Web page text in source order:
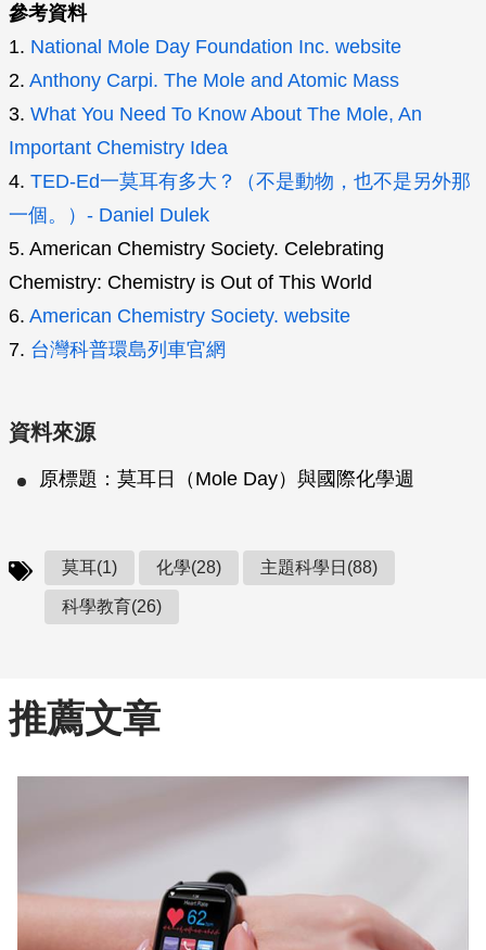
參考資料
1. National Mole Day Foundation Inc. website
2. Anthony Carpi. The Mole and Atomic Mass
3. What You Need To Know About The Mole, An
Important Chemistry Idea
4. TED-Ed一莫耳有多大？（不是動物，也不是另外那
一個。）- Daniel Dulek
5. American Chemistry Society. Celebrating
Chemistry: Chemistry is Out of This World
6. American Chemistry Society. website
7. 台灣科普環島列車官網
資料來源
原標題：莫耳日（Mole Day）與國際化學週
莫耳(1) 化學(28) 主題科學日(88)
科學教育(26)
推薦文章